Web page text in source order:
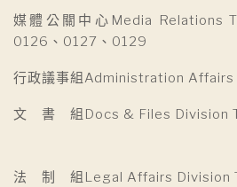
媒體公關中心Media Relations
0126、0127、0129
行政議事組Administration
文 書 組Docs & Files Division
法 制 組Legal Affairs Division